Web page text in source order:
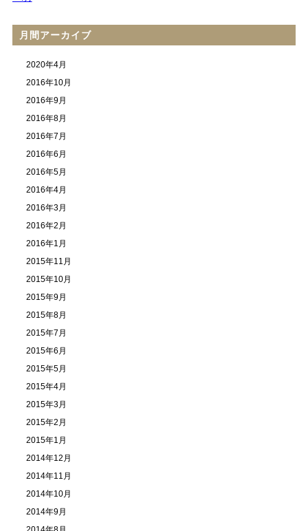
月間アーカイブ
2020年4月
2016年10月
2016年9月
2016年8月
2016年7月
2016年6月
2016年5月
2016年4月
2016年3月
2016年2月
2016年1月
2015年11月
2015年10月
2015年9月
2015年8月
2015年7月
2015年6月
2015年5月
2015年4月
2015年3月
2015年2月
2015年1月
2014年12月
2014年11月
2014年10月
2014年9月